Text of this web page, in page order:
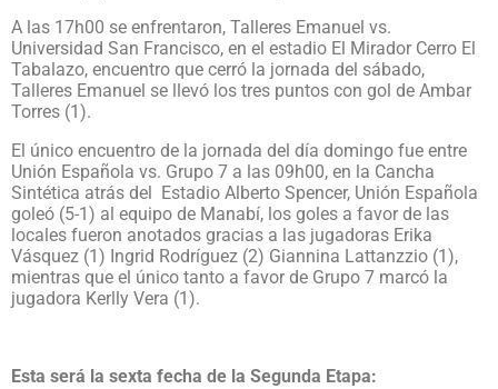
A las 17h00 se enfrentaron, Talleres Emanuel vs.
Universidad San Francisco, en el estadio El Mirador Cerro El
Tabalazo, encuentro que cerró la jornada del sábado,
Talleres Emanuel se llevó los tres puntos con gol de Ambar
Torres (1).
El único encuentro de la jornada del día domingo fue entre
Unión Española vs. Grupo 7 a las 09h00, en la Cancha
Sintética atrás del Estadio Alberto Spencer, Unión Española
goleó (5-1) al equipo de Manabí, los goles a favor de las
locales fueron anotados gracias a las jugadoras Erika
Vásquez (1) Ingrid Rodríguez (2) Giannina Lattanzzio (1),
mientras que el único tanto a favor de Grupo 7 marcó la
jugadora Kerlly Vera (1).
Esta será la sexta fecha de la Segunda Etapa: